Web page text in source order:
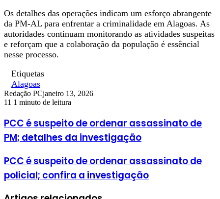
Os detalhes das operações indicam um esforço abrangente
da PM-AL para enfrentar a criminalidade em Alagoas. As
autoridades continuam monitorando as atividades suspeitas
e reforçam que a colaboração da população é essêncial
nesse processo.
Etiquetas
Alagoas
Redação PCjaneiro 13, 2026
11 1 minuto de leitura
PCC é suspeito de ordenar assassinato de
PM; detalhes da investigação
PCC é suspeito de ordenar assassinato de
policial; confira a investigação